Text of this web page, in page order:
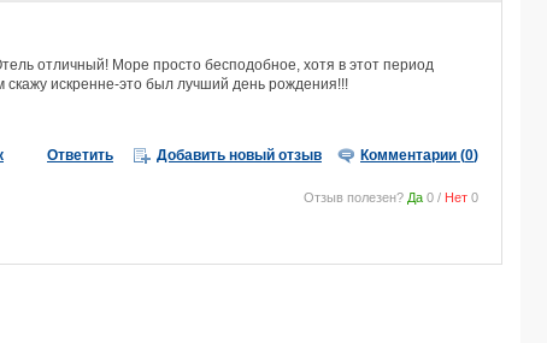
отличный! Море просто бесподобное, хотя в этот период
искренне-это был лучший день рождения!!!
Ответить Добавить новый отзыв Комментарии (0)
Отзыв полезен? Да 0 / Нет 0